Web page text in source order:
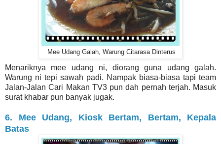
Mee Udang Galah, Warung Citarasa Dinterus
Menariknya mee udang ni, diorang guna udang galah.
Warung ni tepi sawah padi. Nampak biasa-biasa tapi team
Jalan-Jalan Cari Makan TV3 pun dah pernah terjah. Masuk
surat khabar pun banyak jugak.
6. Mee Udang, Kiosk Bertam, Bertam, Kepala
Batas